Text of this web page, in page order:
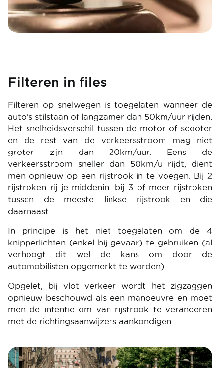
Filteren in files
Filteren op snelwegen is toegelaten wanneer de
auto’s stilstaan of langzamer dan 50km/uur rijden.
Het snelheidsverschil tussen de motor of scooter
en de rest van de verkeersstroom mag niet
groter zijn dan 20km/uur. Eens de
verkeersstroom sneller dan 50km/u rijdt, dient
men opnieuw op een rijstrook in te voegen. Bij 2
rijstroken rij je middenin; bij 3 of meer rijstroken
tussen de meeste linkse rijstrook en die
daarnaast.
In principe is het niet toegelaten om de 4
knipperlichten (enkel bij gevaar) te gebruiken (al
verhoogt dit wel de kans om door de
automobilisten opgemerkt te worden).
Opgelet, bij vlot verkeer wordt het zigzaggen
opnieuw beschouwd als een manoeuvre en moet
men de intentie om van rijstrook te veranderen
met de richtingsaanwijzers aankondigen.
Image